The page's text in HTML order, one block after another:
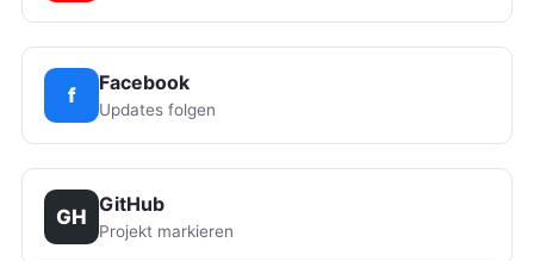
f
Facebook
Updates folgen
GH
GitHub
Projekt markieren